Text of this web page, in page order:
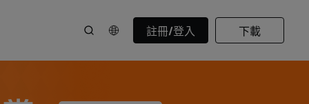
註冊/登入 下載